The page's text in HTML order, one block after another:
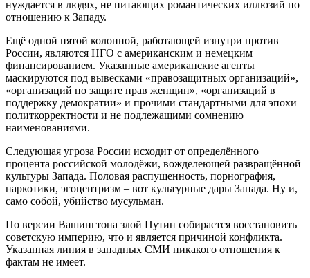
нуждается в людях, не питающих романтических иллюзий по
отношению к Западу.
Ещё одной пятой колонной, работающей изнутри против
России, являются НГО с американским и немецким
финансированием. Указанные американские агенты
маскируются под вывесками «правозащитных организаций»,
«организаций по защите прав женщин», «организаций в
поддержку демократии» и прочими стандартными для эпохи
политкорректности и не подлежащими сомнению
наименованиями.
Следующая угроза России исходит от определённого
процента российской молодёжи, вожделеющей развращённой
культуры Запада. Половая распущенность, порнография,
наркотики, эгоцентризм – вот культурные дары Запада. Ну и,
само собой, убийство мусульман.
По версии Вашингтона злой Путин собирается восстановить
советскую империю, что и является причиной конфликта.
Указанная линия в западных СМИ никакого отношения к
фактам не имеет.